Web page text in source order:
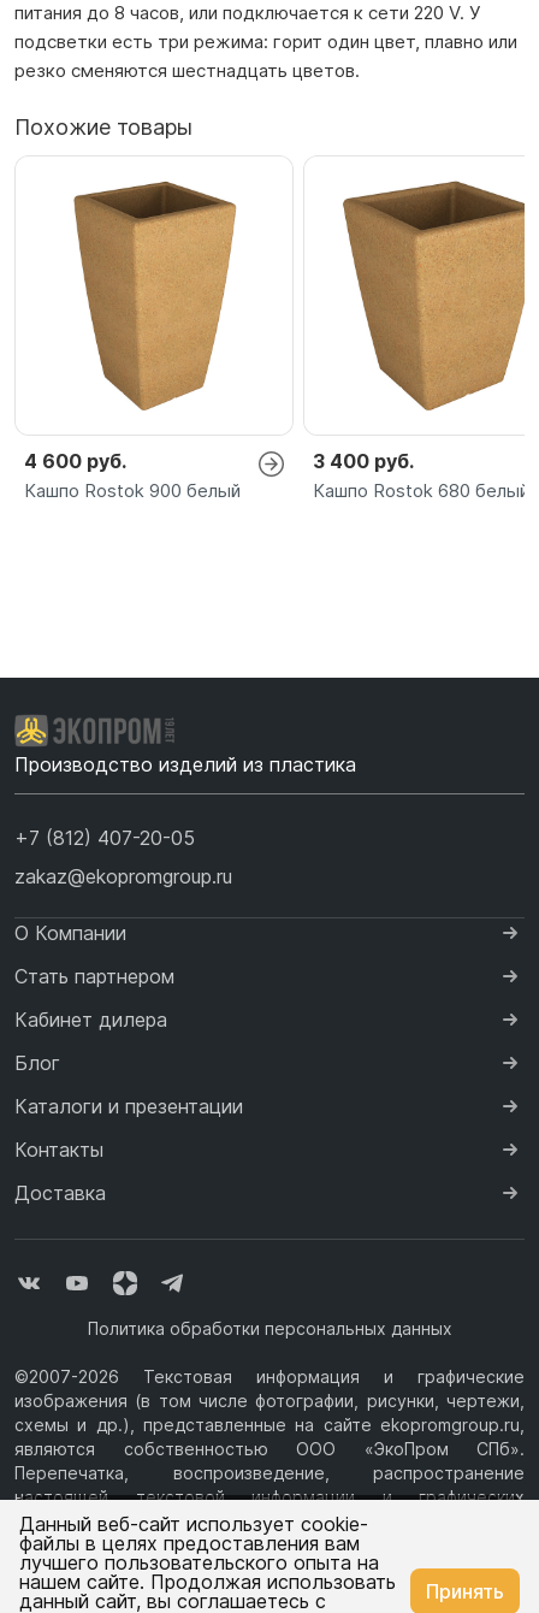
питания до 8 часов, или подключается к сети 220 V. У
подсветки есть три режима: горит один цвет, плавно или
резко сменяются шестнадцать цветов.
Похожие товары
4 600 руб.
Кашпо Rostok 900 белый
3 400 руб.
Кашпо Rostok 680 белый
Производство изделий из пластика
+7 (812) 407-20-05
zakaz@ekopromgroup.ru
О Компании
Стать партнером
Кабинет дилера
Блог
Каталоги и презентации
Контакты
Доставка
Политика обработки персональных данных
©2007-2026 Текстовая информация и графические
изображения (в том числе фотографии, рисунки, чертежи,
схемы и др.), представленные на сайте ekopromgroup.ru,
являются собственностью ООО «ЭкоПром СПб».
Перепечатка, воспроизведение, распространение
настоящей текстовой информации и графических
изображений с Сайта возможны только с письменного
разрешения ООО «ЭкоПром СПб» (ИНН 7814376069, ОГРН
1077847433730, Юридический адрес: 194044, г. Санкт-
Петербург, ул.Чугунная, д.14, литера М.) Информация на
Ваш город —Санкт-Петербург
Изменить Да, всё верно
Данный веб-сайт использует cookie-
файлы в целях предоставления вам
лучшего пользовательского опыта на
нашем сайте. Продолжая использовать
данный сайт, вы соглашаетесь с
Принять